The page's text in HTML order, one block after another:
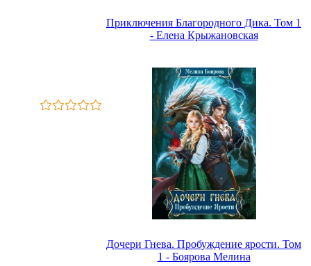
Приключения Благородного Дика. Том 1
- Елена Крыжановская
Дочери Гнева. Пробуждение ярости. Том
1 - Боярова Мелина